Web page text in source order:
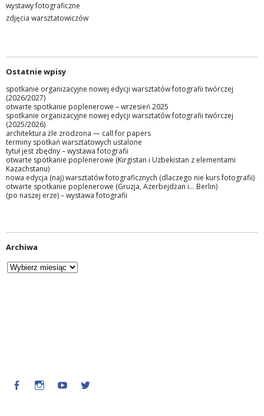
wystawy fotograficzne
zdjęcia warsztatowiczów
Ostatnie wpisy
spotkanie organizacyjne nowej edycji warsztatów fotografii twórczej
(2026/2027)
otwarte spotkanie poplenerowe – wrzesień 2025
spotkanie organizacyjne nowej edycji warsztatów fotografii twórczej
(2025/2026)
architektura źle zrodzona — call for papers
terminy spotkań warsztatowych ustalone
tytuł jest zbędny – wystawa fotografii
otwarte spotkanie poplenerowe (Kirgistan i Uzbekistan z elementami
Kazachstanu)
nowa edycja (naj) warsztatów fotograficznych (dlaczego nie kurs fotografii)
otwarte spotkanie poplenerowe (Gruzja, Azerbejdżan i… Berlin)
(po naszej erze) – wystawa fotografii
Archiwa